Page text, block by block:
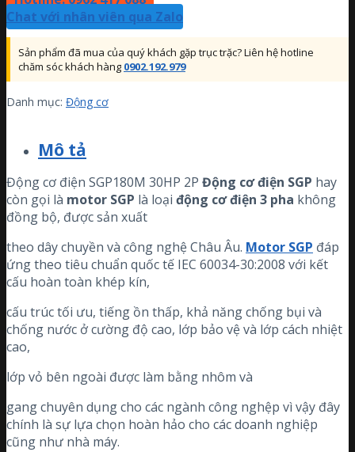
Chat với nhân viên qua Zalo
Sản phẩm đã mua của quý khách gặp trục trặc? Liên hệ hotline
chăm sóc khách hàng 0902.192.979
Danh mục: Động cơ
Mô tả
Động cơ điện SGP180M 30HP 2P Động cơ điện SGP hay
còn gọi là motor SGP là loại động cơ điện 3 pha không
đồng bộ, được sản xuất
theo dây chuyền và công nghệ Châu Âu. Motor SGP đáp
ứng theo tiêu chuẩn quốc tế IEC 60034-30:2008 với kết
cấu hoàn toàn khép kín,
cấu trúc tối ưu, tiếng ồn thấp, khả năng chống bụi và
chống nước ở cường độ cao, lớp bảo vệ và lớp cách nhiệt
cao,
lớp vỏ bên ngoài được làm bằng nhôm và
gang chuyên dụng cho các ngành công nghệp vì vậy đây
chính là sự lựa chọn hoàn hảo cho các doanh nghiệp
cũng như nhà máy.